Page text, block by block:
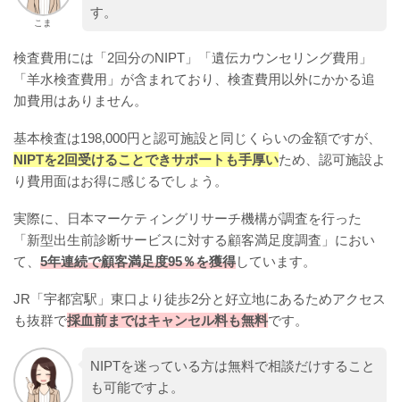
こま
す。
検査費用には「2回分のNIPT」「遺伝カウンセリング費用」
「羊水検査費用」が含まれており、検査費用以外にかかる追
加費用はありません。
基本検査は198,000円と認可施設と同じくらいの金額ですが、
NIPTを2回受けることできサポートも手厚いため、認可施設よ
り費用面はお得に感じるでしょう。
実際に、日本マーケティングリサーチ機構が調査を行った
「新型出生前診断サービスに対する顧客満足度調査」におい
て、 5年連続で顧客満足度95％を獲得しています。
JR「宇都宮駅」東口より徒歩2分と好立地にあるためアクセス
も抜群で採血前まではキャンセル料も無料です。
NIPTを迷っている方は無料で相談だけすること
も可能ですよ。